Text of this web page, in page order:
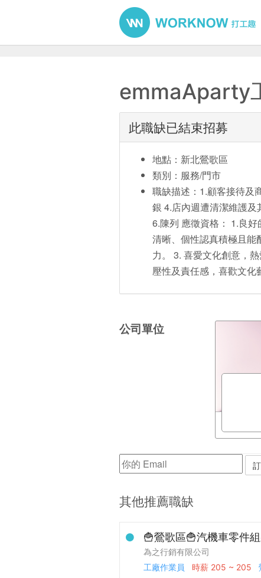
emmaAparty
此職缺已結束招募
地點：新北鶯歌區
類別：服務/門市
職缺描述：1.顧客接待及
銀 4.店內週遭清潔維護
6.陳列 應徵資格： 1.良
清晰、個性認真積極且能
力。 3. 喜愛文化創意，
壓性及責任感，喜歡文化
公司單位
其他推薦職缺
🍟鶯歌區🍟汽機車零件
為之行銷有限公司
工廠作業員
時薪 205 ~ 205